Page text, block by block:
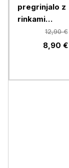
pregrinjalo z
rinkami
Camouflage,
3 x 4 m
12,90 €
8,90 €